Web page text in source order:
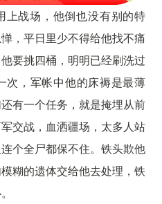
上战场，他倒也没有别的特
，平日里少不得给他找不痛
要挑四桶，明明已经刷洗过
次，军帐中他的床褥是最薄
有一个任务，就是掩埋从前
交战，血洒疆场，太多人站
个全尸都保不住。铁头欺他
糊的遗体交给他去处理，铁